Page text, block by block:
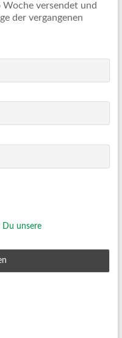
versendet und
der vergangenen
Du unsere